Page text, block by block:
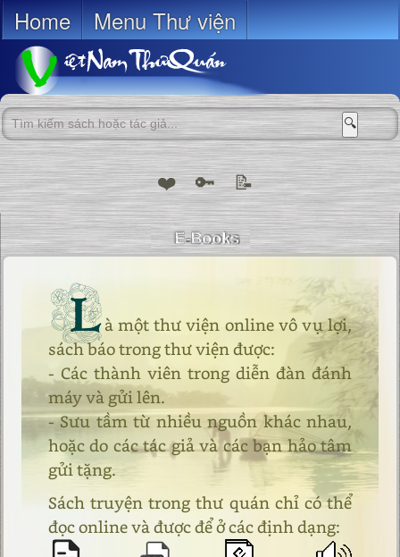
Home Menu Thư viện
🔍
❤️ 🔑 📝
Là một thư viện online vô vụ lợi,
sách báo trong thư viện được:
- Các thành viên trong diễn đàn đánh
máy và gửi lên.
- Sưu tầm từ nhiều nguồn khác nhau,
hoặc do các tác giả và các bạn hảo tâm
gửi tặng.
Sách truyện trong thư quán chỉ có thể
đọc online và được để ở các định dạng: